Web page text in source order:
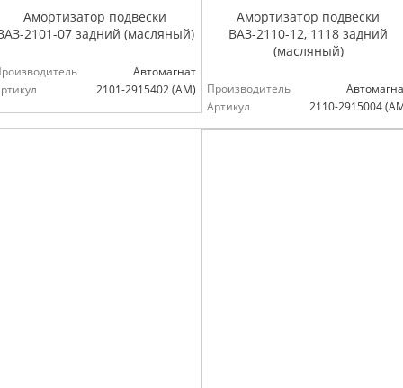
Амортизатор подвески
2101-07 задний (масляный)
Автомагнат
2101-2915402 (АМ)
Амортизатор подвески
ВАЗ-2110-12, 1118 задний
(масляный)
Производитель
Артикул
2110-2915004